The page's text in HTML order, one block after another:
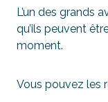
L’un des grands
qu’ils peuvent
moment.
Vous pouvez les